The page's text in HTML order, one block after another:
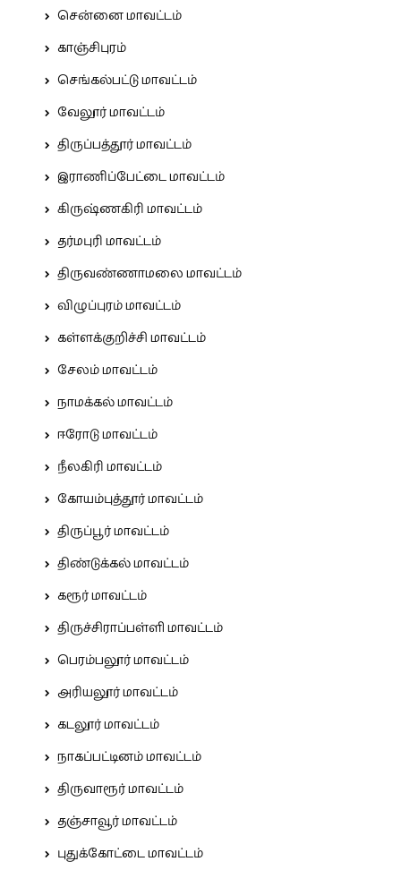
சென்னை மாவட்டம்
காஞ்சிபுரம்
செங்கல்பட்டு மாவட்டம்
வேலூர் மாவட்டம்
திருப்பத்தூர் மாவட்டம்
இராணிப்பேட்டை மாவட்டம்
கிருஷ்ணகிரி மாவட்டம்
தர்மபுரி மாவட்டம்
திருவண்ணாமலை மாவட்டம்
விழுப்புரம் மாவட்டம்
கள்ளக்குறிச்சி மாவட்டம்
சேலம் மாவட்டம்
நாமக்கல் மாவட்டம்
ஈரோடு மாவட்டம்
நீலகிரி மாவட்டம்
கோயம்புத்தூர் மாவட்டம்
திருப்பூர் மாவட்டம்
திண்டுக்கல் மாவட்டம்
கரூர் மாவட்டம்
திருச்சிராப்பள்ளி மாவட்டம்
பெரம்பலூர் மாவட்டம்
அரியலூர் மாவட்டம்
கடலூர் மாவட்டம்
நாகப்பட்டினம் மாவட்டம்
திருவாரூர் மாவட்டம்
தஞ்சாவூர் மாவட்டம்
புதுக்கோட்டை மாவட்டம்